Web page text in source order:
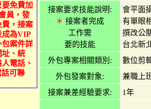
免費加
員，發
費，接案
成為VIP
包案件詳
址、統
電話、
可聯
接案要求技能說明:
＊ 接案者完成
工作需
要的技能
會平面
有單眼
撰改公
台北新
外包專案相關類別:
數位剪
外包發案對象:
兼職上
接案兼差經驗要求:
1年